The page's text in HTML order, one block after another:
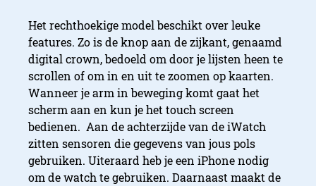
Het rechthoekige model beschikt over leuke
features. Zo is de knop aan de zijkant, genaamd
digital crown, bedoeld om door je lijsten heen te
scrollen of om in en uit te zoomen op kaarten.
Wanneer je arm in beweging komt gaat het
scherm aan en kun je het touch screen
bedienen. Aan de achterzijde van de iWatch
zitten sensoren die gegevens van jous pols
gebruiken. Uiteraard heb je een iPhone nodig
om de watch te gebruiken. Daarnaast maakt de